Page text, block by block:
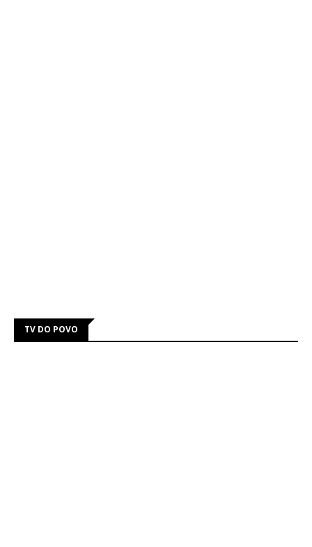
TV DO POVO